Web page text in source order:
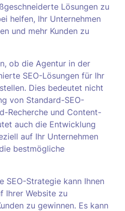
Lösungen zu
helfen, Ihr Unternehmen
und mehr Kunden zu
ob die Agentur in der
SEO-Lösungen für Ihr
Dies bedeutet nicht
von Standard-SEO-
Recherche und Content-
auch die Entwicklung
auf Ihr Unternehmen
bestmögliche
SEO-Strategie kann Ihnen
Ihrer Website zu
zu gewinnen. Es kann